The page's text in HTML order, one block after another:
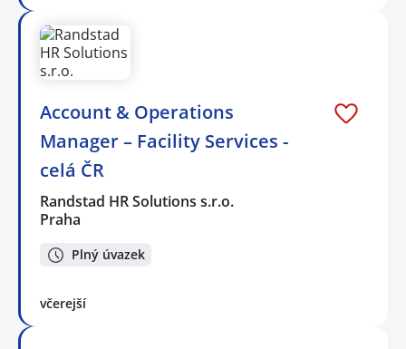
Account & Operations
Manager – Facility Services -
celá ČR
Randstad HR Solutions s.r.o.
Praha
Plný úvazek
včerejší